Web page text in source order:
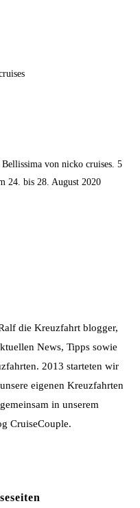
von nicko cruises. 5
24. bis 28. August 2020
die Kreuzfahrt blogger,
News, Tipps sowie
2013 starteten wir
eigenen Kreuzfahrten
in unserem
CruiseCouple.